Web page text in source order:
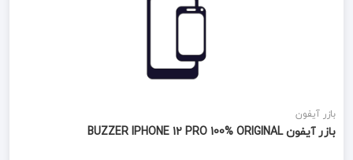
بازر آیفون
بازر آیفون BUZZER IPHONE 12 PRO 100% ORIGINAL